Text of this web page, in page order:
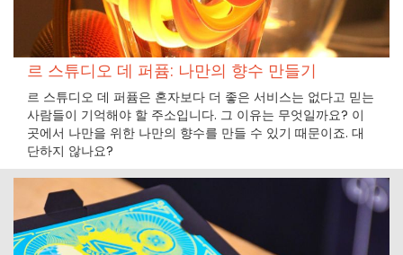
르 스튜디오 데 퍼퓸: 나만의 향수 만들기
르 스튜디오 데 퍼퓸은 혼자보다 더 좋은 서비스는 없다고 믿는
사람들이 기억해야 할 주소입니다. 그 이유는 무엇일까요? 이
곳에서 나만을 위한 나만의 향수를 만들 수 있기 때문이죠. 대
단하지 않나요?